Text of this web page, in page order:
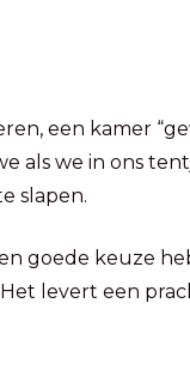
een kamer
als we in ons
slapen.
goede keuze
levert een